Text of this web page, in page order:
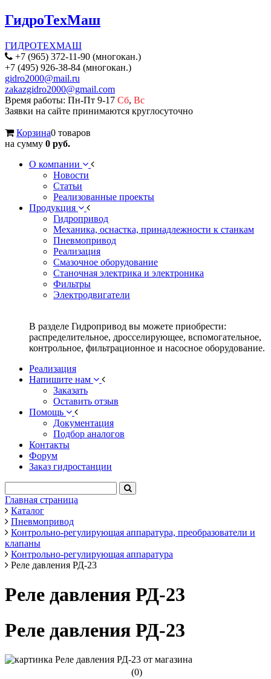
ГидроТехМаш
ГИДРОТЕХМАШ
+7 (965) 372-11-90 (многокан.)
+7 (495) 926-38-84 (многокан.)
gidro2000@mail.ru
zakazgidro2000@gmail.com
Время работы: Пн-Пт 9-17 Сб, Вс
Заявки на сайте принимаются круглосуточно
Корзина0 товаров
на сумму 0 руб.
О компании
Новости
Статьи
Реализованные проекты
Продукция
Гидропривод
Механика, оснастка, принадлежности к станкам
Пневмопривод
Реализация
Смазочное оборудование
Станочная электрика и электроника
Фильтры
Электродвигатели
В разделе Гидропривод вы можете приобрести:
распределительное, дросселирующее, вспомогательное,
контрольное, фильтрационное и насосное оборудование.
Реализация
Напишите нам
Заказать
Оставить отзыв
Помощь
Документация
Подбор аналогов
Контакты
Форум
Заказ гидростанции
Главная страница
Каталог
Пневмопривод
Контрольно-регулирующая аппаратура, преобразователи и
клапаны
Контрольно-регулирующая аппаратура
Реле давления РД-23
Реле давления РД-23
Реле давления РД-23
(0)